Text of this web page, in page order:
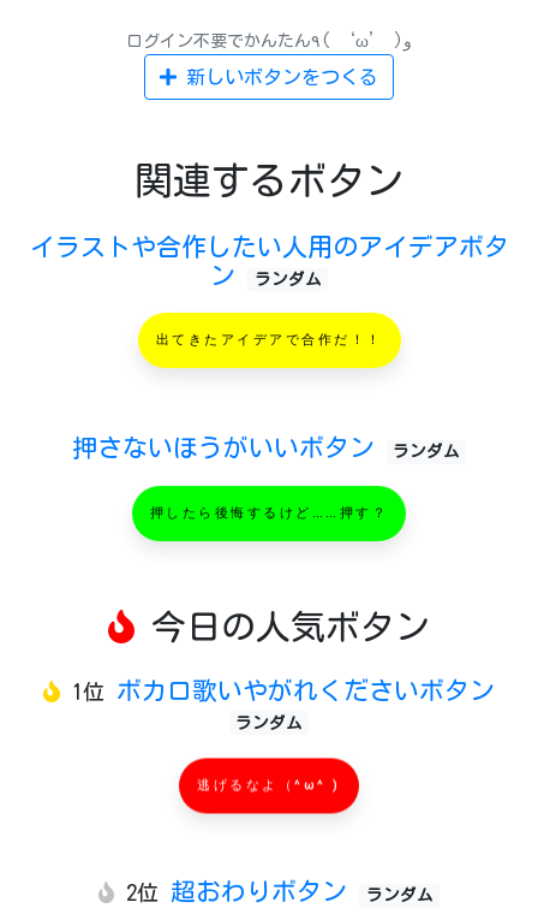
ログイン不要でかんたん٩( ‘ω’ )و
新しいボタンをつくる
関連するボタン
イラストや合作したい人用のアイデアボタ
ン
ランダム
出てきたアイデアで合作だ！！
押さないほうがいいボタン ランダム
押したら後悔するけど……押す？
今日の人気ボタン
1位 ボカロ歌いやがれくださいボタン
ランダム
逃げるなよ（^ω^ )
2位 超おわりボタン ランダム